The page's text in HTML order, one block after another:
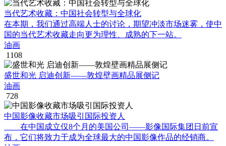
当代艺术收藏：中国社会转型与全球化
在本期，我们通过高端人士的讨论，期望冲淡市场迷雾，使中
国的当代艺术收藏走向更为理性、成熟的下一站。
油画
1108
盛世和光 启迪创新——敦煌壁画精品展侧记
油画
728
中国影像收藏市场吸引国际投资人
在中国成立仅8个月的美国公司——影像国际集团日前宣
布，它们将致力于成为全球最大的中国影像作品的经销商。